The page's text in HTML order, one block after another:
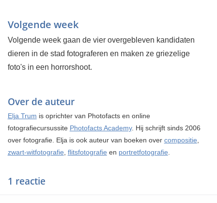
Volgende week
Volgende week gaan de vier overgebleven kandidaten
dieren in de stad fotograferen en maken ze griezelige
foto's in een horrorshoot.
Over de auteur
Elja Trum is oprichter van Photofacts en online
fotografiecursussite Photofacts Academy. Hij schrijft sinds 2006
over fotografie. Elja is ook auteur van boeken over compositie
zwart-witfotografie flitsfotografie en portretfotografie
1 reactie